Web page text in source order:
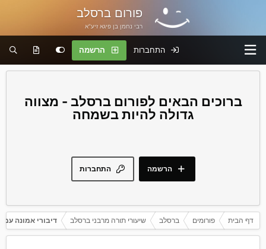
פורום ברסלב
רבי נחמן בן פיגא זיע"א
התחברות הרשמה
פורום ברסלב - מצווה
גדולה להיות בשמחה
התחברות הרשמה
דף הבית פורומים ברסלב שיעורי תורה מרבני ברסלב דיבורי אמונה